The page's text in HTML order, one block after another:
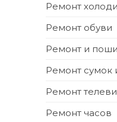
Ремонт
Ремонт обуви
Ремонт и
Ремонт сумок
Ремонт
Ремонт часов